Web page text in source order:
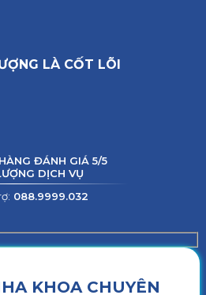
LÀ CỐT LÕI
ĐÁNH GIÁ 5/5
DỊCH VỤ
088.9999.032
KHOA CHUYÊN